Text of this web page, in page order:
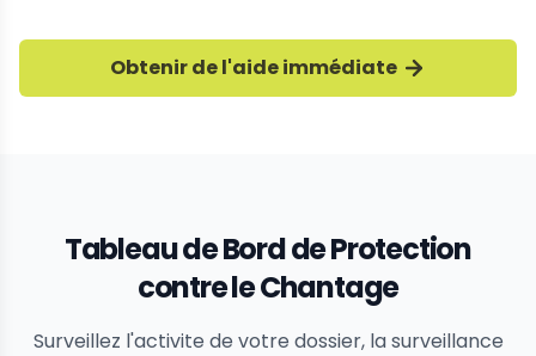
Obtenir de l'aide immédiate
Tableau de Bord de Protection
contre le Chantage
Surveillez l'activite de votre dossier, la surveillance